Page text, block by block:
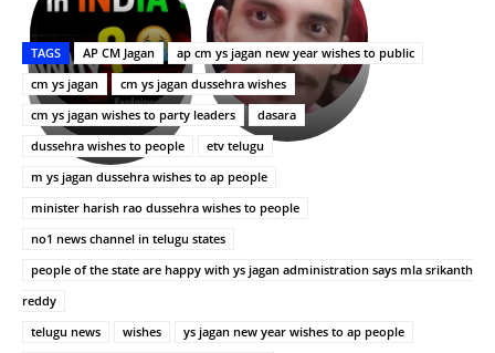
ప్రసాదం
తీర్థం..తులసీదళం
లేకుండా
అసంపూర్ణం
సినిమాతో
పాన్
ఇండియా
స్టార్
హీరోయిన్‏గా
శెట్టి.
Upasana:
భర్తపై
రివెంజ్
తీర్చుకున్న
ఉపాసన..
పాపం
రామ్
చరణ్
TAGS AP CM Jagan
ap cm ys jagan new year wishes to public
cm ys jagan
cm ys jagan dussehra wishes
cm ys jagan wishes to party leaders
dasara
dussehra wishes to people
etv telugu
m ys jagan dussehra wishes to ap people
minister harish rao dussehra wishes to people
no1 news channel in telugu states
people of the state are happy with ys jagan administration says mla srikanth
reddy
telugu news
wishes
ys jagan new year wishes to ap people